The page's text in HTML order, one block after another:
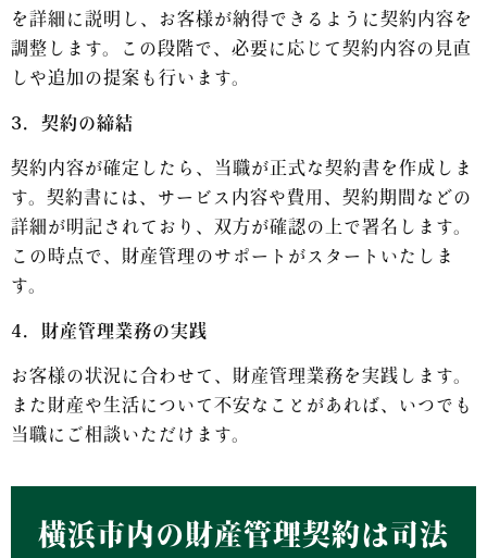
を詳細に説明し、お客様が納得できるように契約内容を
調整します。この段階で、必要に応じて契約内容の見直
しや追加の提案も行います。
3．契約の締結
契約内容が確定したら、当職が正式な契約書を作成しま
す。契約書には、サービス内容や費用、契約期間などの
詳細が明記されており、双方が確認の上で署名します。
この時点で、財産管理のサポートがスタートいたしま
す。
4．財産管理業務の実践
お客様の状況に合わせて、財産管理業務を実践します。
また財産や生活について不安なことがあれば、いつでも
当職にご相談いただけます。
横浜市内の財産管理契約は司法